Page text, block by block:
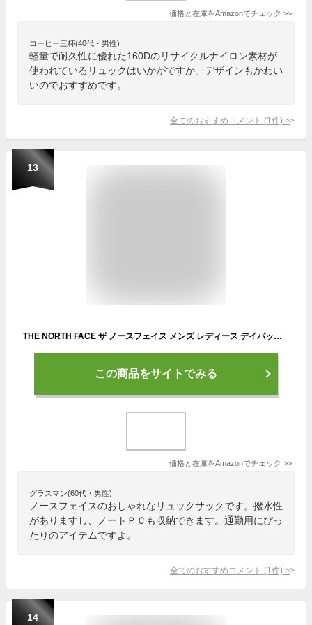
価格と在庫をAmazonでチェック >>
コーヒー三杯(40代・男性)
軽量で耐久性に優れた160Dのリサイクルナイロン素材が
使われているリュックはいかがですか。デザインもかわい
いのでおすすめです。
全てのおすすめコメント (1 件) >
13
THE NORTH FACE ザ ノースフェイス メンズ レディース デイパック バック リュック BTC DAYPACK [並行輸入品]
この商品をサイトでみる
価格と在庫をAmazonでチェック >>
グラスマン(60代・男性)
ノースフェイスのおしゃれなリュックサックです。撥水性
がありますし、ノートＰＣも収納できます。通勤用にぴっ
たりのアイテムですよ。
全てのおすすめコメント (1 件) >
14